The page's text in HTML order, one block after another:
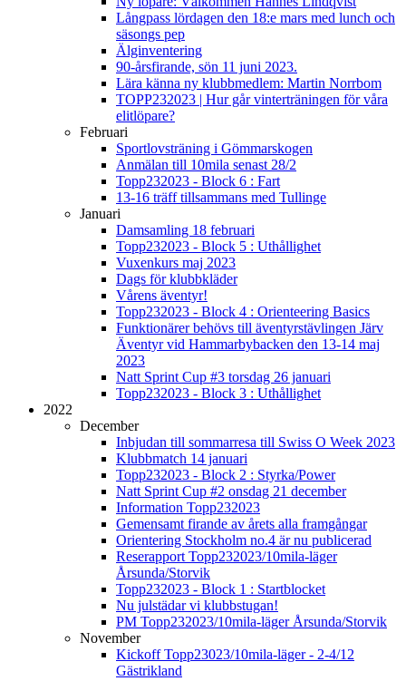
Långpass lördagen den 18:e mars med lunch och
säsongs pep
Älginventering
90-årsfirande, sön 11 juni 2023.
Lära känna ny klubbmedlem: Martin Norrbom
TOPP232023 | Hur går vinterträningen för våra
elitlöpare?
Februari
Sportlovsträning i Gömmarskogen
Anmälan till 10mila senast 28/2
Topp232023 - Block 6 : Fart
13-16 träff tillsammans med Tullinge
Januari
Damsamling 18 februari
Topp232023 - Block 5 : Uthållighet
Vuxenkurs maj 2023
Dags för klubbkläder
Vårens äventyr!
Topp232023 - Block 4 : Orienteering Basics
Funktionärer behövs till äventyrstävlingen Järv
Äventyr vid Hammarbybacken den 13-14 maj
2023
Natt Sprint Cup #3 torsdag 26 januari
Topp232023 - Block 3 : Uthållighet
2022
December
Inbjudan till sommarresa till Swiss O Week 2023
Klubbmatch 14 januari
Topp232023 - Block 2 : Styrka/Power
Natt Sprint Cup #2 onsdag 21 december
Information Topp232023
Gemensamt firande av årets alla framgångar
Orientering Stockholm no.4 är nu publicerad
Reserapport Topp232023/10mila-läger
Årsunda/Storvik
Topp232023 - Block 1 : Startblocket
Nu julstädar vi klubbstugan!
PM Topp232023/10mila-läger Årsunda/Storvik
November
Kickoff Topp23023/10mila-läger - 2-4/12
Gästrikland